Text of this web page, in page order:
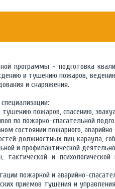
программы - подготовка
и тушению пожаров,
и снаряжения.
тушению пожаров, спасению,
по пожарно-спасательной
состоянии пожарного,
должностных лиц караула,
и профилактической
тактической и
пожарной и аварийно-
приемов тушения и